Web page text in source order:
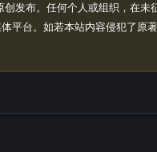
发布。任何个人或组织，在未
平台。如若本站内容侵犯了原